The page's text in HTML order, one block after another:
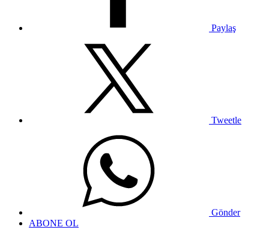
Paylaş
Tweetle
Gönder
ABONE OL